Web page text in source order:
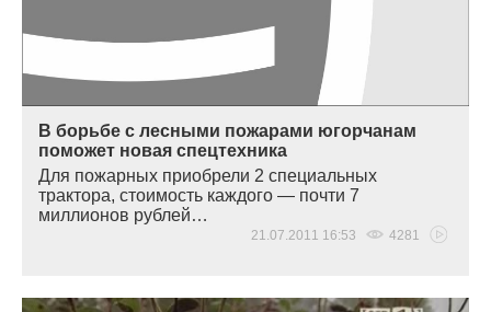
В борьбе с лесными пожарами югорчанам
поможет новая спецтехника
Для пожарных приобрели 2 специальных
трактора, стоимость каждого — почти 7
миллионов рублей…
21.07.2011 16:53 4281